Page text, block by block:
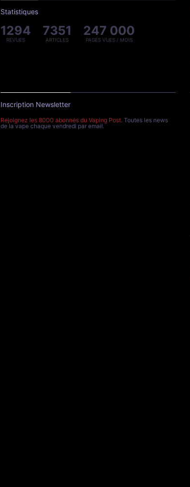
Statistiques
1294
REVUES
7351
ARTICLES
247 000
PAGES VUES / MOIS
Inscription Newsletter
Rejoignez les 8000 abonnés du Vaping Post. Toutes les news
de la vape chaque vendredi par email.